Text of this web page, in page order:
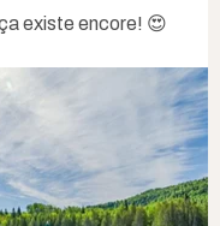
existe encore! 😍